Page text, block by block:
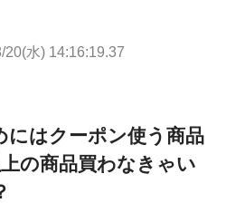
20(水) 14:16:19.37
にはクーポン使う商品
の商品買わなきゃい